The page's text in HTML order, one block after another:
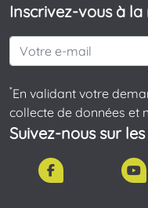
Inscrivez-vous à
*En validant votre
collecte de données et
Suivez-nous sur